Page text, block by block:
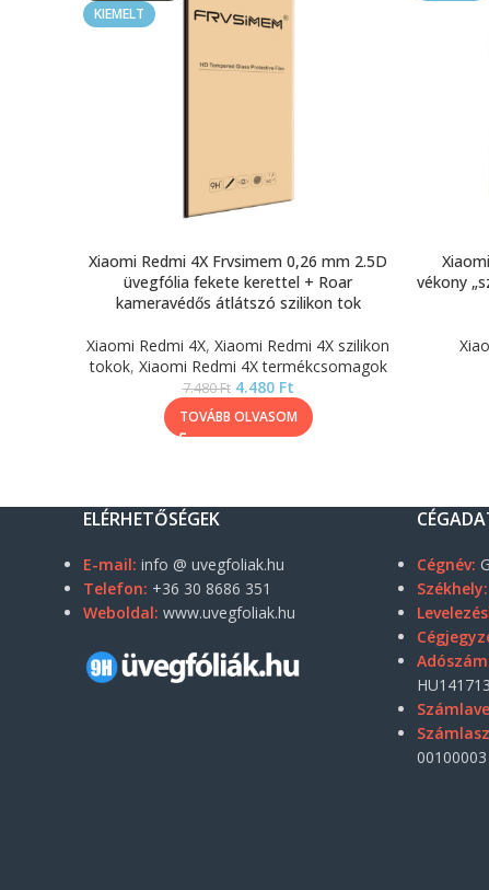
KIEMELT
Xiaomi Redmi 4X Frvsimem 0,26 mm 2.5D
üvegfólia fekete kerettel + Roar
kameravédős átlátszó szilikon tok
Xiaomi Redmi 4X, Xiaomi Redmi 4X szilikon
tokok, Xiaomi Redmi 4X termékcsomagok
7.480Ft 4.480 Ft
TOVÁBB OLVASOM
vékony
ELÉRHETŐSÉGEK
E-mail: info @ uvegfoliak.hu
Telefon: +36 30 8686 351
Weboldal: www.uvegfoliak.hu
Cégnév:
Székhely:
00100003